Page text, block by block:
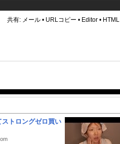
共有: メール • URLコピー • Editor • HTML
ストロングゼロ買い